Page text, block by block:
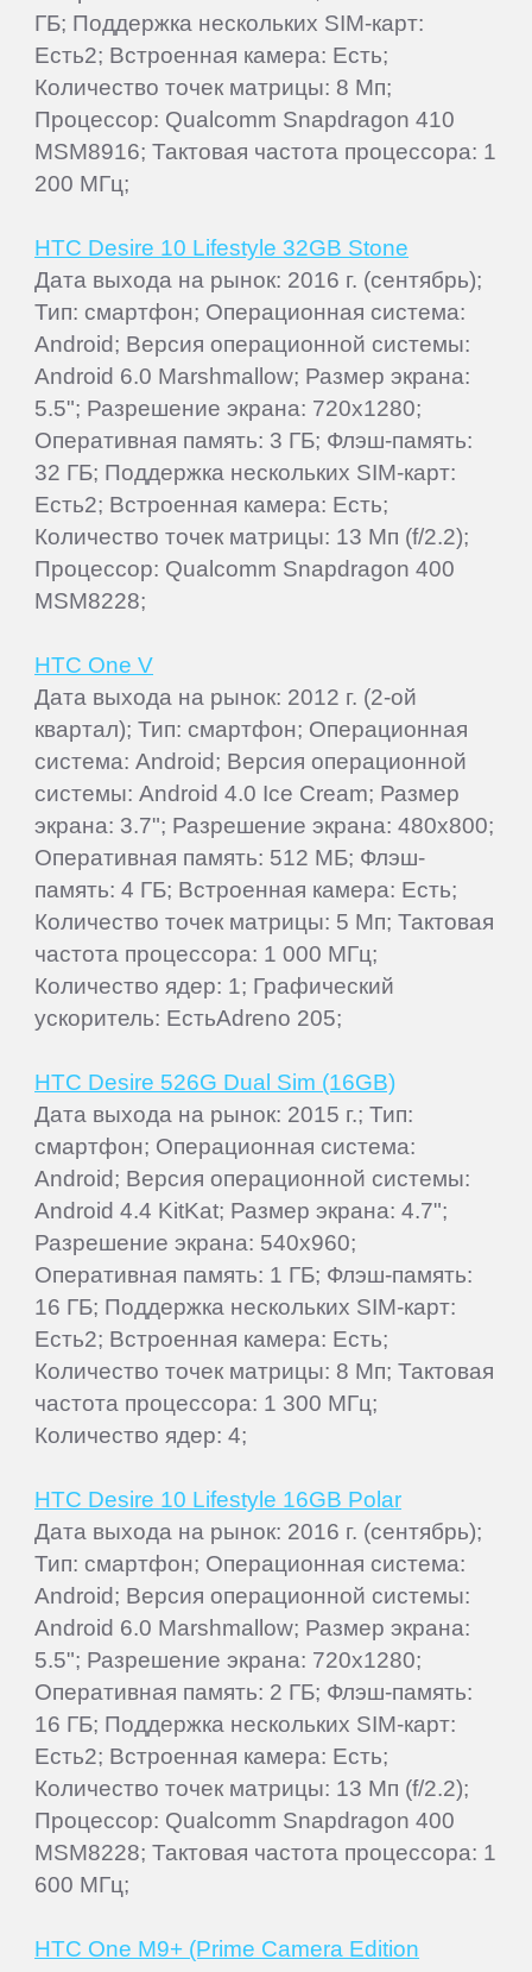
ГБ; Поддержка нескольких SIM-карт:
Есть2; Встроенная камера: Есть;
Количество точек матрицы: 8 Мп;
Процессор: Qualcomm Snapdragon 410
MSM8916; Тактовая частота процессора: 1
200 МГц;
HTC Desire 10 Lifestyle 32GB Stone
Дата выхода на рынок: 2016 г. (сентябрь);
Тип: смартфон; Операционная система:
Android; Версия операционной системы:
Android 6.0 Marshmallow; Размер экрана:
5.5"; Разрешение экрана: 720x1280;
Оперативная память: 3 ГБ; Флэш-память:
32 ГБ; Поддержка нескольких SIM-карт:
Есть2; Встроенная камера: Есть;
Количество точек матрицы: 13 Мп (f/2.2);
Процессор: Qualcomm Snapdragon 400
MSM8228;
HTC One V
Дата выхода на рынок: 2012 г. (2-ой
квартал); Тип: смартфон; Операционная
система: Android; Версия операционной
системы: Android 4.0 Ice Cream; Размер
экрана: 3.7"; Разрешение экрана: 480x800;
Оперативная память: 512 МБ; Флэш-
память: 4 ГБ; Встроенная камера: Есть;
Количество точек матрицы: 5 Мп; Тактовая
частота процессора: 1 000 МГц;
Количество ядер: 1; Графический
ускоритель: ЕстьAdreno 205;
HTC Desire 526G Dual Sim (16GB)
Дата выхода на рынок: 2015 г.; Тип:
смартфон; Операционная система:
Android; Версия операционной системы:
Android 4.4 KitKat; Размер экрана: 4.7";
Разрешение экрана: 540x960;
Оперативная память: 1 ГБ; Флэш-память:
16 ГБ; Поддержка нескольких SIM-карт:
Есть2; Встроенная камера: Есть;
Количество точек матрицы: 8 Мп; Тактовая
частота процессора: 1 300 МГц;
Количество ядер: 4;
HTC Desire 10 Lifestyle 16GB Polar
Дата выхода на рынок: 2016 г. (сентябрь);
Тип: смартфон; Операционная система:
Android; Версия операционной системы:
Android 6.0 Marshmallow; Размер экрана:
5.5"; Разрешение экрана: 720x1280;
Оперативная память: 2 ГБ; Флэш-память:
16 ГБ; Поддержка нескольких SIM-карт:
Есть2; Встроенная камера: Есть;
Количество точек матрицы: 13 Мп (f/2.2);
Процессор: Qualcomm Snapdragon 400
MSM8228; Тактовая частота процессора: 1
600 МГц;
HTC One M9+ (Prime Camera Edition